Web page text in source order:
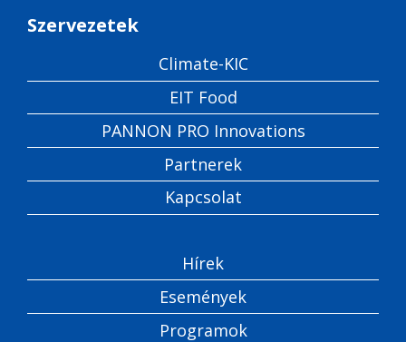
Szervezetek
Climate-KIC
EIT Food
PANNON PRO Innovations
Partnerek
Kapcsolat
Hírek
Események
Programok